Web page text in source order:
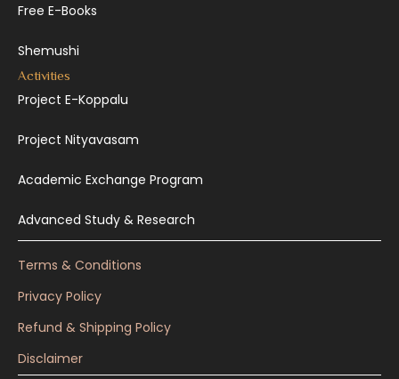
Free E-Books
Shemushi
Activities
Project E-Koppalu
Project Nityavasam
Academic Exchange Program
Advanced Study & Research
Terms & Conditions
Privacy Policy
Refund & Shipping Policy
Disclaimer